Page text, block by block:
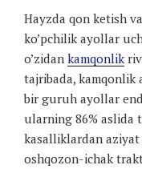
Hayzda qon ketish
ko’pchilik ayollar
o’zidan kamqonlik
tajribada, kamqonlik
bir guruh ayollar
ularning 86%
kasalliklardan aziyat
oshqozon-ichak